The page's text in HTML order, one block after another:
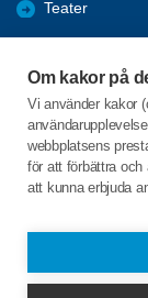
Om kakor på
Vi använder kakor
webbplatsens
för att förbättra och
att kunna erbjuda
Teater
SPF-appen
C/o:Margareta